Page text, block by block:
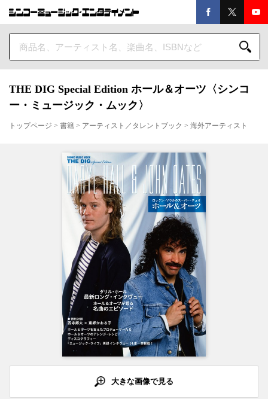
THE DIG Special Edition ホール＆オーツ〈シンコ
ー・ミュージック・ムック〉
トップページ > 書籍 > アーティスト／タレントブック > 海外アーティスト
大きな画像で見る